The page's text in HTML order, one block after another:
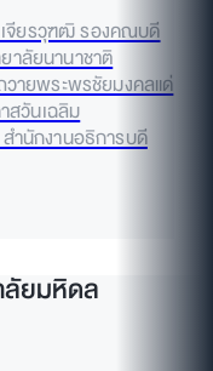
จียรวุฑฒิ รองคณบดี
ลัยนานาชาติ
ายพระพรชัยมงคลแด่
สวันเฉลิม
ำนักงานอธิการบดี
ลัยมหิดล